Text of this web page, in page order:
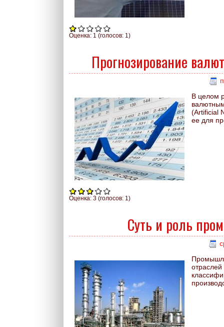
Оценка: 1 (голосов: 1)
Прогнозирование
В целом
(Artificial
ее для
Оценка: 3 (голосов: 1)
Суть и роль